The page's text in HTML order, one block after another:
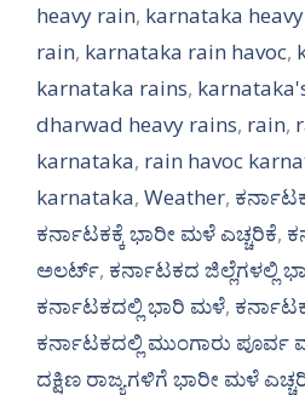
heavy rain, karnataka
rain, karnataka rain havoc,
karnataka rains,
dharwad heavy rains, rain,
karnataka, rain havoc
karnataka, Weather,
ಕರ್ನಾಟಕಕ್ಕೆ ಭಾರೀ ಮಳೆ ಎಚ್ಚರಿಕೆ,
ಅಲರ್ಟ್‌, ಕರ್ನಾಟಕದ ಜಿಲ್ಲೆಗಳಲ್ಲಿ
ಕರ್ನಾಟಕದಲ್ಲಿ ಭಾರಿ ಮಳೆ,
ಕರ್ನಾಟಕದಲ್ಲಿ ಮುಂಗಾರು ಪೂರ್ವ
ದಕ್ಷಿಣ ರಾಜ್ಯಗಳಿಗೆ ಭಾರೀ ಮಳೆ